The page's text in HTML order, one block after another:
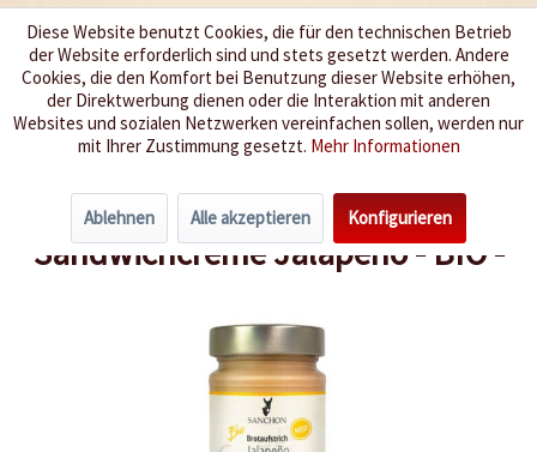
Wir würzen Ihr Leben
Menü
Übersicht Bio-Chili-Produkte
Sandwichcreme Jalapeno - BIO -
Diese Website benutzt Cookies, die für den technischen Betrieb
der Website erforderlich sind und stets gesetzt werden. Andere
Cookies, die den Komfort bei Benutzung dieser Website erhöhen,
der Direktwerbung dienen oder die Interaktion mit anderen
Websites und sozialen Netzwerken vereinfachen sollen, werden nur
mit Ihrer Zustimmung gesetzt. Mehr Informationen
Ablehnen Alle akzeptieren Konfigurieren